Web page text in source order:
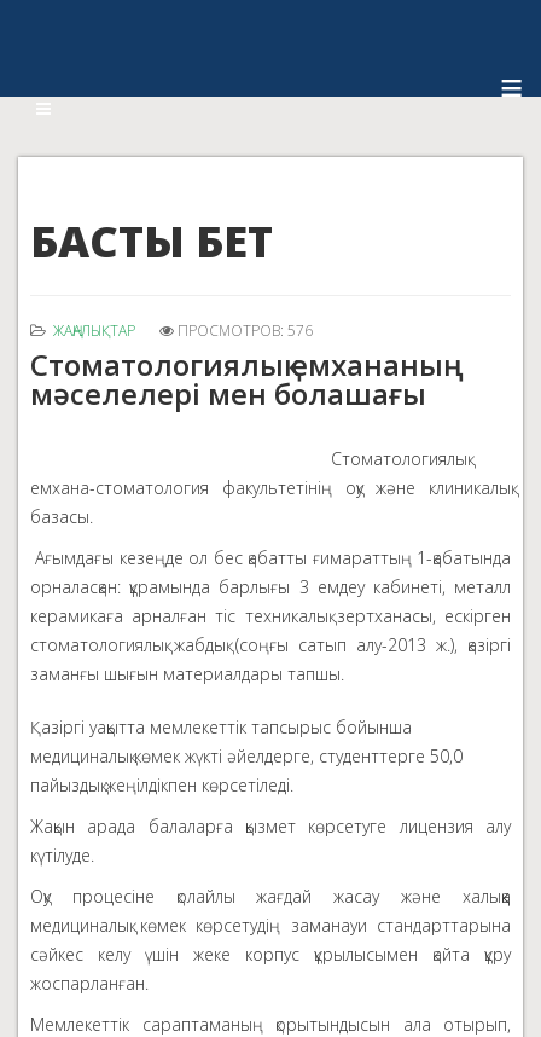
≡
БАСТЫ БЕТ
ЖАҢАЛЫҚТАР ПРОСМОТРОВ: 576
Стоматологиялық емхананың
мәселелері мен болашағы
Стоматологиялық
емхана-стоматология факультетінің оқу және клиникалық
базасы.
Ағымдағы кезеңде ол бес қабатты ғимараттың 1-қабатында
орналасқан: құрамында барлығы 3 емдеу кабинеті, металл
керамикаға арналған тіс техникалық зертханасы, ескірген
стоматологиялық жабдық (соңғы сатып алу-2013 ж.), қазіргі
заманғы шығын материалдары тапшы.
Қазіргі уақытта мемлекеттік тапсырыс бойынша
медициналық көмек жүкті әйелдерге, студенттерге 50,0
пайыздық жеңілдікпен көрсетіледі.
Жақын арада балаларға қызмет көрсетуге лицензия алу
күтілуде.
Оқу процесіне қолайлы жағдай жасау және халыққа
медициналық көмек көрсетудің заманауи стандарттарына
сәйкес келу үшін жеке корпус құрылысымен қайта құру
жоспарланған.
Мемлекеттік сараптаманың қорытындысын ала отырып,